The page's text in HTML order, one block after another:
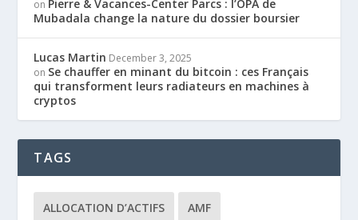
on Pierre & Vacances-Center Parcs : l’OPA de
Mubadala change la nature du dossier boursier
Lucas Martin December 3, 2025
on Se chauffer en minant du bitcoin : ces Français
qui transforment leurs radiateurs en machines à
cryptos
TAGS
ALLOCATION D’ACTIFS AMF